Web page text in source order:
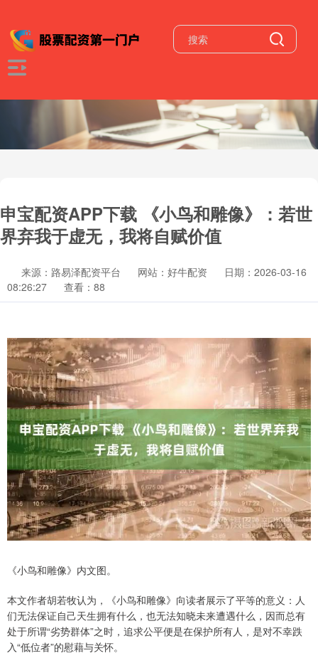
申宝配资APP下载 《小鸟和雕像》：若世
界弃我于虚无，我将自赋价值
来源：路易泽配资平台 网站：好牛配资
日期：2026-03-16
08:26:27
查看：88
《小鸟和雕像》内文图。
本文作者胡若牧认为，《小鸟和雕像》向读者展示了平等的意义：人
们无法保证自己天生拥有什么，也无法知晓未来遭遇什么，因而总有
处于所谓“劣势群体”之时，追求公平便是在保护所有人，是对不幸跌
入“低位者”的慰藉与关怀。